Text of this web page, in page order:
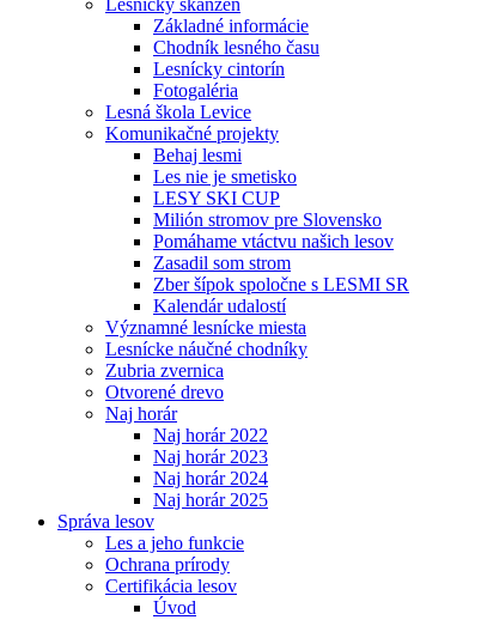
Základné informácie
Chodník lesného času
Lesnícky cintorín
Fotogaléria
Lesná škola Levice
Komunikačné projekty
Behaj lesmi
Les nie je smetisko
LESY SKI CUP
Milión stromov pre Slovensko
Pomáhame vtáctvu našich lesov
Zasadil som strom
Zber šípok spoločne s LESMI SR
Kalendár udalostí
Významné lesnícke miesta
Lesnícke náučné chodníky
Zubria zvernica
Otvorené drevo
Naj horár
Naj horár 2022
Naj horár 2023
Naj horár 2024
Naj horár 2025
Správa lesov
Les a jeho funkcie
Ochrana prírody
Certifikácia lesov
Úvod